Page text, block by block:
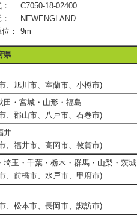
C7050-18-02400
NEWENGLAND
：
9m
県
、旭川市、室蘭市、小樽市)
田・宮城・山形・福島
、郡山市、八戸市、石巻市)
井
、福井市、高岡市、敦賀市)
埼玉・千葉・栃木・群馬・山梨・茨城
、前橋市、水戸市、甲府市)
、松本市、長岡市、諏訪市)